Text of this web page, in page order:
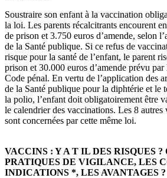
Soustraire son enfant à la vaccination
la loi. Les parents récalcitrants encourent
de prison et 3.750 euros d’amende, selon
de la Santé publique. Si ce refus de
risque pour la santé de l’enfant, le parent
prison et 30.000 euros d’amende prévu
Code pénal. En vertu de l’application des
de la Santé publique pour la diphtérie et le
la polio, l’enfant doit obligatoirement être
le calendrier des vaccinations. Les 8
sont concernées par cette même loi.
VACCINS : Y A T IL DES RISQUES
PRATIQUES DE VIGILANCE, LES
INDICATIONS *, LES AVANTAGES ?